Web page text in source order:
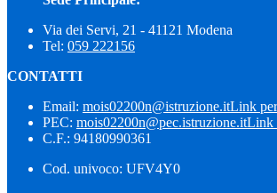
Via dei Servi, 21 - 41121 Modena
Tel: 059 222156
CONTATTI
Email: mois02200n@istruzione.itLink
PEC: mois02200n@pec.istruzione.itLink
C.F.: 94180990361
Cod. univoco: UFV4Y0